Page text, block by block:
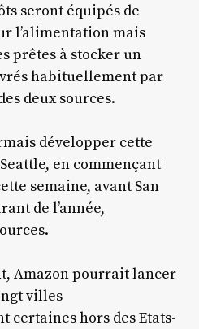
seront équipés de
l’alimentation mais
prêtes à stocker un
habituellement par
deux sources.
développer cette
en commençant
semaine, avant San
de l’année,
Amazon pourrait lancer
villes
certaines hors des Etats-